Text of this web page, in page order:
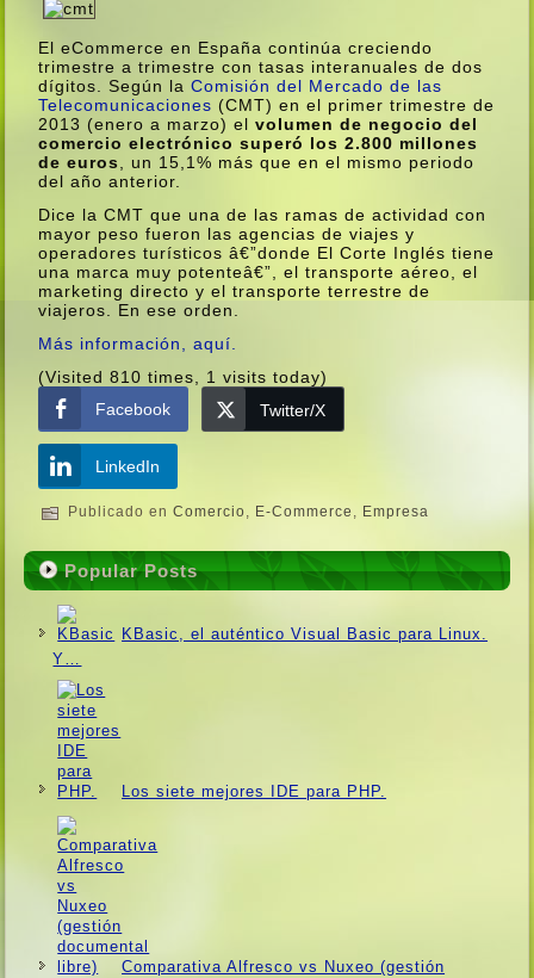
El eCommerce en España continúa creciendo
trimestre a trimestre con tasas interanuales de dos
dí­gitos. Según laComisión del Mercado de las
Telecomunicaciones (CMT) en el primer trimestre de
2013 (enero a marzo) elvolumen de negocio del
comercio electrónico superó los 2.800 millones
de euros
, un 15,1% más que en el mismo periodo
del año anterior.
Dice laCMT que una de las ramas de actividad con
mayor peso fueron las agencias de viajes y
operadores turí­sticos â€”donde El Corte Inglés tiene
una marca muy potenteâ€”, el transporte aéreo, el
marketing directo y el transporte terrestre de
viajeros. En ese orden.
Más información, aquí­.
(Visited 810 times, 1 visits today)
Facebook
Twitter/X
LinkedIn
Publicado en Comercio E-Commerce Empresa
Popular Posts
KBasic, el auténtico Visual Basic para Linux.
Y…
Los siete mejores IDE para PHP.
Comparativa Alfresco vs Nuxeo (gestión